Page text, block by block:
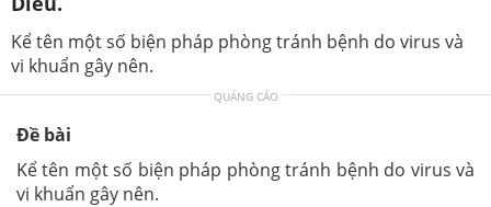
Kể tên một số biện pháp phòng tránh bệnh do virus và
vi khuẩn gây nên.
QUẢNG CÁO
Đề bài
Kể tên một số biện pháp phòng tránh bệnh do virus và
vi khuẩn gây nên.